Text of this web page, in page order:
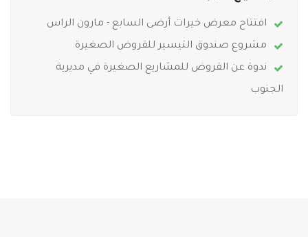
افتتاح معرض خيرات أرضى السابع - مارون الراس
مشروع صندوق التيسير للقروض الصغيرة
ندوة عن القروض للمشاريع الصغيرة في مديرية
الجنوب